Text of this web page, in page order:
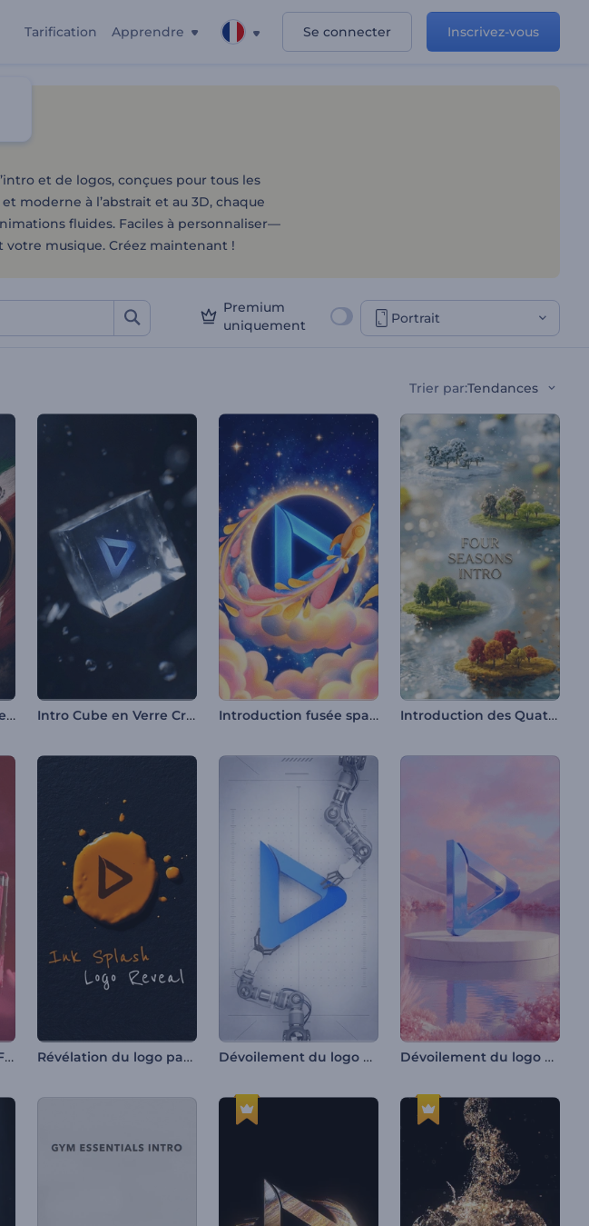
Tarification Apprendre Se connecter Inscrivez-vous
et de logos, conçues pour tous les
moderne à l’abstrait et au 3D, chaque
fluides. Faciles à personnaliser—
musique. Créez maintenant !
Premium
uniquement
Portrait
Trier par:Tendances
Révélation logo Coupe du monde Intro Cube en Verre Cristal Introduction fusée spatiale cartoon Introduction des Quatre Saisons
Introduction Parfum Floral Révélation du logo par éclaboussure d'encre Dévoilement du logo du bras robotique Dévoilement du logo de Pink Valley